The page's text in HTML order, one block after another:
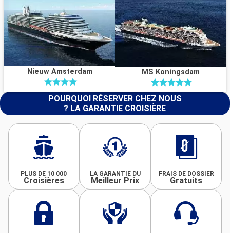
Nieuw Amsterdam MS Koningsdam
POURQUOI RÉSERVER CHEZ NOUS
? LA GARANTIE CROISIÈRE
PLUS DE 10 000
Croisières
LA GARANTIE DU
Meilleur Prix
FRAIS DE DOSSIER
Gratuits